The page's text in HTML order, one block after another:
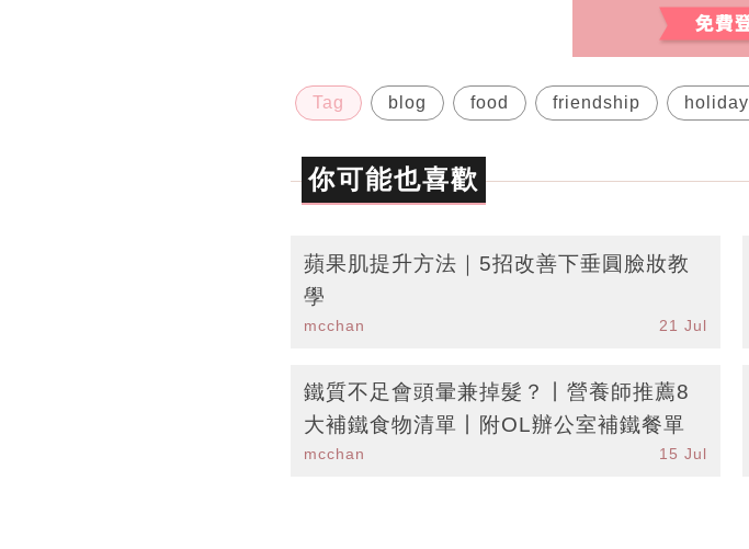
Tag blog food friendship holiday
你可能也喜歡
蘋果肌提升方法｜5招改善下垂圓臉妝教
學
mcchan 21 Jul
鐵質不足會頭暈兼掉髮？丨營養師推薦8
大補鐵食物清單丨附OL辦公室補鐵餐單
mcchan 15 Jul